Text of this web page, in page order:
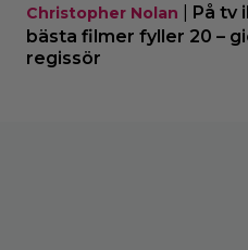
Christopher Nolan
På tv
bästa filmer fyller 20 –
regissör